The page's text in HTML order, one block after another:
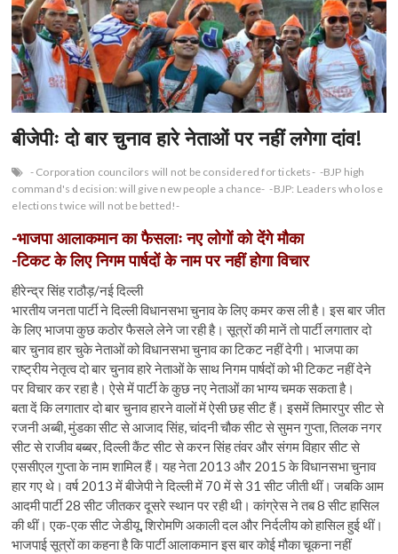
बीजेपीः दो बार चुनाव हारे नेताओं पर नहीं लगेगा दांव!
- Corporation councilors will not be considered for tickets- -BJP high
command's decision: will give new people a chance- -BJP: Leaders who lose
elections twice will not be betted!-
-भाजपा आलाकमान का फैसलाः नए लोगों को देंगे मौका
-टिकट के लिए निगम पार्षदों के नाम पर नहीं होगा विचार
हीरेन्द्र सिंह राठौड़/नई दिल्ली
भारतीय जनता पार्टी ने दिल्ली विधानसभा चुनाव के लिए कमर कस ली है। इस बार जीत
के लिए भाजपा कुछ कठोर फैसले लेने जा रही है। सूत्रों की मानें तो पार्टी लगातार दो
बार चुनाव हार चुके नेताओं को विधानसभा चुनाव का टिकट नहीं देगी। भाजपा का
राष्ट्रीय नेतृत्व दो बार चुनाव हारे नेताओं के साथ निगम पार्षदों को भी टिकट नहीं देने
पर विचार कर रहा है। ऐसे में पार्टी के कुछ नए नेताओं का भाग्य चमक सकता है।
बता दें कि लगातार दो बार चुनाव हारने वालों में ऐसी छह सीट हैं। इसमें तिमारपुर सीट से
रजनी अब्बी, मुंडका सीट से आजाद सिंह, चांदनी चौक सीट से सुमन गुप्ता, तिलक नगर
सीट से राजीव बब्बर, दिल्ली कैंट सीट से करन सिंह तंवर और संगम विहार सीट से
एससीएल गुप्ता के नाम शामिल हैं। यह नेता 2013 और 2015 के विधानसभा चुनाव
हार गए थे। वर्ष 2013 में बीजेपी ने दिल्ली में 70 में से 31 सीट जीती थीं। जबकि आम
आदमी पार्टी 28 सीट जीतकर दूसरे स्थान पर रही थी। कांग्रेस ने तब 8 सीट हासिल
की थीं। एक-एक सीट जेडीयू, शिरोमणि अकाली दल और निर्दलीय को हासिल हुई थीं।
भाजपाई सूत्रों का कहना है कि पार्टी आलाकमान इस बार कोई मौका चूकना नहीं